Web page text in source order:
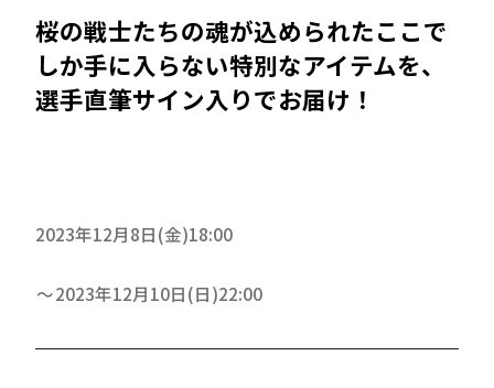
桜の戦士たちの魂が込められたここで
しか手に入らない特別なアイテムを、
選手直筆サイン入りでお届け！
2023年12月8日(金)18:00
2023年12月10日(日)22:00